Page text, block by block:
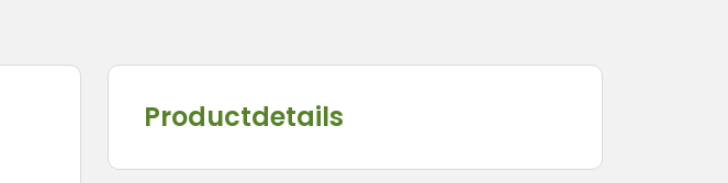
Productdetails